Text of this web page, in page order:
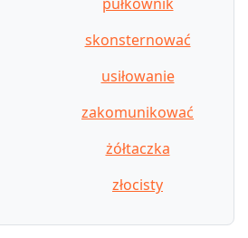
skonsternować
usiłowanie
zakomunikować
żółtaczka
złocisty